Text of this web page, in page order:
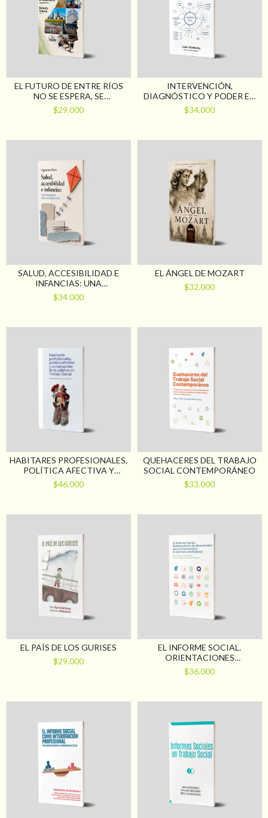
EL FUTURO DE ENTRE RÍOS
NO SE ESPERA, SE
CONSTRUYE
$29.000
INTERVENCIÓN,
DIAGNÓSTICO Y PODER EN
TRABAJO SOCIAL. LAZO
SOCIAL V
$34.000
SALUD, ACCESIBILIDAD E
INFANCIAS: UNA
INVESTIGACIÓN DESDE EL
TRABAJO SOCIAL
$34.000
EL ÁNGEL DE MOZART
$32.000
HABITARES PROFESIONALES,
POLÍTICA AFECTIVA Y
CONSTRUCCIÓN DE LO
PÚBLICO EN TRABAJO
$46.000
QUEHACERES DEL TRABAJO
SOCIAL CONTEMPORÁNEO
$33.000
EL PAÍS DE LOS GURISES
$29.000
EL INFORME SOCIAL.
ORIENTACIONES
FUNDAMENTALES PARA LA
FORMACIÓN Y EL EJERCICIO
$36.000